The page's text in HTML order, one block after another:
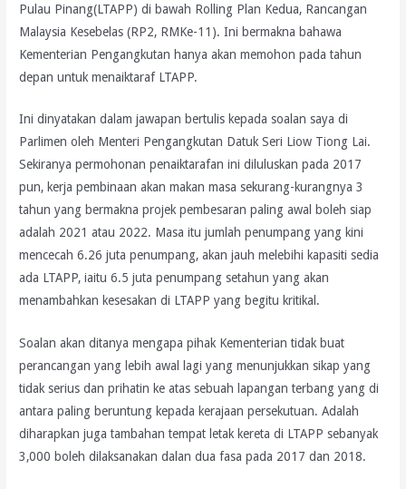
Pulau Pinang(LTAPP) di bawah Rolling Plan Kedua, Rancangan
Malaysia Kesebelas (RP2, RMKe-11). Ini bermakna bahawa
Kementerian Pengangkutan hanya akan memohon pada tahun
depan untuk menaiktaraf LTAPP.
Ini dinyatakan dalam jawapan bertulis kepada soalan saya di
Parlimen oleh Menteri Pengangkutan Datuk Seri Liow Tiong Lai.
Sekiranya permohonan penaiktarafan ini diluluskan pada 2017
pun, kerja pembinaan akan makan masa sekurang-kurangnya 3
tahun yang bermakna projek pembesaran paling awal boleh siap
adalah 2021 atau 2022. Masa itu jumlah penumpang yang kini
mencecah 6.26 juta penumpang, akan jauh melebihi kapasiti sedia
ada LTAPP, iaitu 6.5 juta penumpang setahun yang akan
menambahkan kesesakan di LTAPP yang begitu kritikal.
Soalan akan ditanya mengapa pihak Kementerian tidak buat
perancangan yang lebih awal lagi yang menunjukkan sikap yang
tidak serius dan prihatin ke atas sebuah lapangan terbang yang di
antara paling beruntung kepada kerajaan persekutuan. Adalah
diharapkan juga tambahan tempat letak kereta di LTAPP sebanyak
3,000 boleh dilaksanakan dalan dua fasa pada 2017 dan 2018.